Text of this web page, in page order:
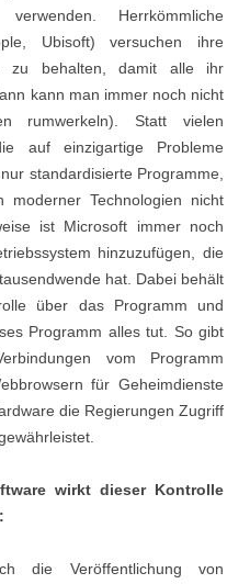
Herrkömmliche
Ubisoft) versuchen ihre
zu behalten, damit alle ihr
kann man immer noch nicht
rumwerkeln). Statt vielen
auf einzigartige Probleme
standardisierte Programme,
Technologien nicht
ist Microsoft immer noch
hinzuzufügen, die
hat. Dabei behält
über das Programm und
Programm alles tut. So gibt
vom Programm
für Geheimdienste
die Regierungen Zugriff
wirkt dieser Kontrolle
die Veröffentlichung von